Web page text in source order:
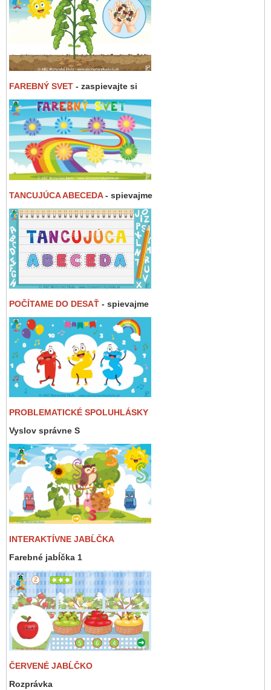
FAREBNÝ SVET - zaspievajte si
TANCUJÚCA ABECEDA- spievajme
POČÍTAME DO DESAŤ - spievajme
PROBLEMATICKÉ SPOLUHLÁSKY
Vyslov správne S
INTERAKTÍVNE JABĹČKA
Farebné jabĺčka 1
ČERVENÉ JABĹČKO
Rozprávka